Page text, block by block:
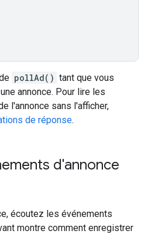
pollAd() tant que vous
annonce. Pour lire les
l'annonce sans l'afficher,
de réponse.
d'annonce
écoutez les événements
montre comment enregistrer